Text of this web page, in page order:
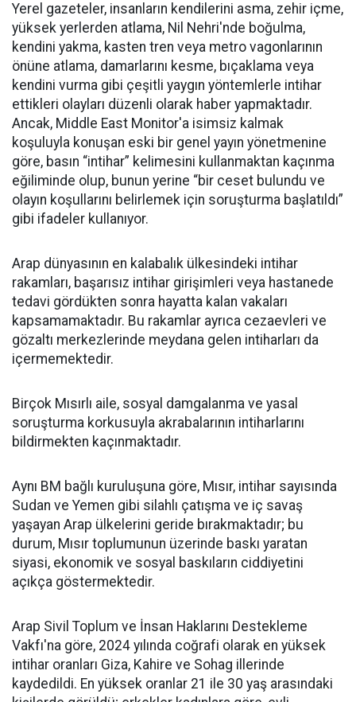
Yerel gazeteler, insanların kendilerini asma, zehir içme,
yüksek yerlerden atlama, Nil Nehri'nde boğulma,
kendini yakma, kasten tren veya metro vagonlarının
önüne atlama, damarlarını kesme, bıçaklama veya
kendini vurma gibi çeşitli yaygın yöntemlerle intihar
ettikleri olayları düzenli olarak haber yapmaktadır.
Ancak, Middle East Monitor'a isimsiz kalmak
koşuluyla konuşan eski bir genel yayın yönetmenine
göre, basın “intihar” kelimesini kullanmaktan kaçınma
eğiliminde olup, bunun yerine “bir ceset bulundu ve
olayın koşullarını belirlemek için soruşturma başlatıldı”
gibi ifadeler kullanıyor.
Arap dünyasının en kalabalık ülkesindeki intihar
rakamları, başarısız intihar girişimleri veya hastanede
tedavi gördükten sonra hayatta kalan vakaları
kapsamamaktadır. Bu rakamlar ayrıca cezaevleri ve
gözaltı merkezlerinde meydana gelen intiharları da
içermemektedir.
Birçok Mısırlı aile, sosyal damgalanma ve yasal
soruşturma korkusuyla akrabalarının intiharlarını
bildirmekten kaçınmaktadır.
Aynı BM bağlı kuruluşuna göre, Mısır, intihar sayısında
Sudan ve Yemen gibi silahlı çatışma ve iç savaş
yaşayan Arap ülkelerini geride bırakmaktadır; bu
durum, Mısır toplumunun üzerinde baskı yaratan
siyasi, ekonomik ve sosyal baskıların ciddiyetini
açıkça göstermektedir.
Arap Sivil Toplum ve İnsan Haklarını Destekleme
Vakfı'na göre, 2024 yılında coğrafi olarak en yüksek
intihar oranları Giza, Kahire ve Sohag illerinde
kaydedildi. En yüksek oranlar 21 ile 30 yaş arasındaki